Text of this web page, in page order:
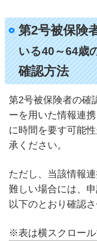
第2号被保険
いる40～64歳
確認方法
第2号被保険者の確
ーを用いた情報連
に時間を要す可能
承ください。
ただし、当該情報
難しい場合には、
以下のとおり確認
※表は横スクロール